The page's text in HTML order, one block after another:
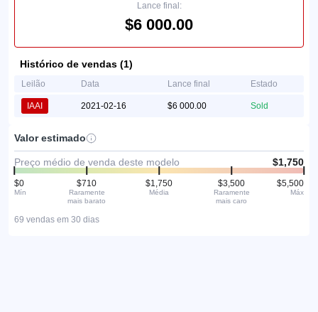
Lance final:
$6 000.00
Histórico de vendas (1)
Leilão Data Lance final Estado
IAAI 2021-02-16 $6 000.00 Sold
Valor estimado
Preço médio de venda deste modelo $1,750
$0
Mín
$710
Raramente
mais barato
$1,750
Média
$3,500
Raramente
mais caro
$5,500
Máx
69 vendas em 30 dias